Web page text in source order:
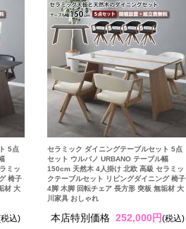
5点
ミッ
椅子
材 大
込)
セラミック ダイニングテーブルセット 5点
セット ウルバノ URBANO テーブル幅
150cm 天然木 4人掛け 北欧 高級 セラミッ
クテーブルセット リビングダイニング 椅子
4脚 木脚 回転チェア 長方形 突板 無垢材 大
川家具 おしゃれ
本店特別価格 252,000円(税込)